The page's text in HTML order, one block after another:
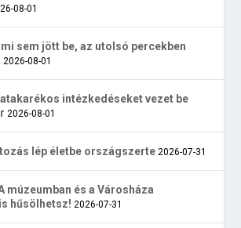
08-01
sem jött be, az utolsó percekben
2026-08-01
intézkedéseket vezet be
2026-08-01
lép életbe országszerte 2026-07-31
múzeumban és a Városháza
hűsölhetsz! 2026-07-31